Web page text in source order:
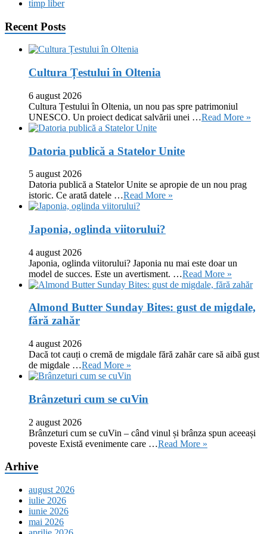
timp liber
Recent Posts
Cultura Țestului în Oltenia
6 august 2026
Cultura Țestului în Oltenia, un nou pas spre patrimoniul
UNESCO. Un proiect dedicat salvării unei …Read More »
Datoria publică a Statelor Unite
5 august 2026
Datoria publică a Statelor Unite se apropie de un nou prag
istoric. Ce arată datele …Read More »
Japonia, oglinda viitorului?
4 august 2026
Japonia, oglinda viitorului? Japonia nu mai este doar un
model de succes. Este un avertisment. …Read More »
Almond Butter Sunday Bites: gust de migdale,
fără zahăr
4 august 2026
Dacă tot cauți o cremă de migdale fără zahăr care să aibă gust
de migdale …Read More »
Brânzeturi cum se cuVin
2 august 2026
Brânzeturi cum se cuVin – când vinul și brânza spun aceeași
poveste Există evenimente care …Read More »
Arhive
august 2026
iulie 2026
iunie 2026
mai 2026